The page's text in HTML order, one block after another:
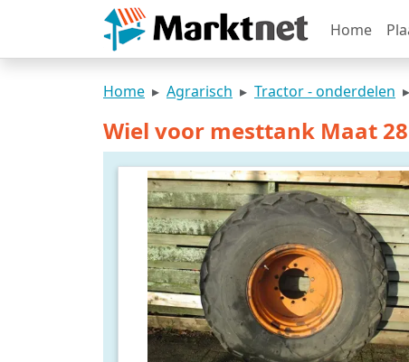
Home
Home Agrarisch Tractor - onderdelen
Wiel voor mesttank Maat